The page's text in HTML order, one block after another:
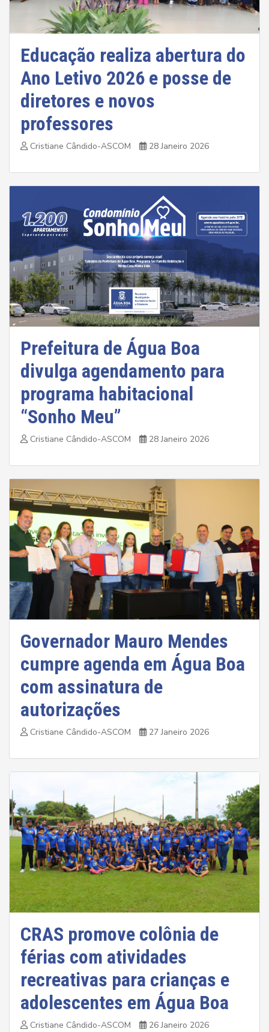
Educação realiza abertura do
Ano Letivo 2026 e posse de
diretores e novos
professores
Cristiane Cândido-ASCOM 28 Janeiro 2026
Prefeitura de Água Boa
divulga agendamento para
programa habitacional
“Sonho Meu”
Cristiane Cândido-ASCOM 28 Janeiro 2026
Governador Mauro Mendes
cumpre agenda em Água Boa
com assinatura de
autorizações
Cristiane Cândido-ASCOM 27 Janeiro 2026
CRAS promove colônia de
férias com atividades
recreativas para crianças e
adolescentes em Água Boa
Cristiane Cândido-ASCOM 26 Janeiro 2026